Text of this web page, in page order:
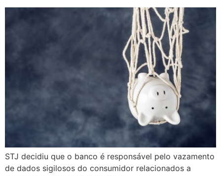
STJ decidiu que o banco é responsável pelo vazamento
de dados sigilosos do consumidor relacionados a